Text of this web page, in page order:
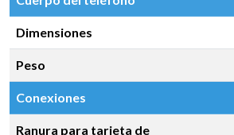
Dimensiones
Peso
Conexiones
Ranura para tarjeta de